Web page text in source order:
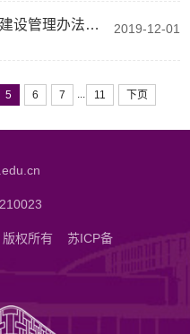
南京大学新闻传播学院师德师风建设管理办法(试行) 2019-12-01
5 6 7 ... 11 下页
版权所有苏ICP备